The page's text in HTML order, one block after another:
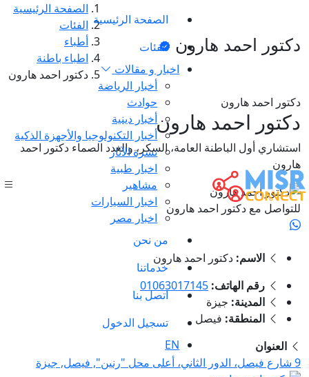
الصفحة الرئيسية
الفئات
اخبار و مقالات
أخبار الرياضة
حوادث
أخبار دينية
أخبار التكنولوجيا والأجهزة الذكية
نشرة الآثار
اخبار طبية
مشاهير
اخبار السيارات
اخبار مصر
من نحن
خدماتنا
اتصل بنا
تسجيل الدخول
EN
دكتور احمد هارون
الصفحة الرئيسية
الفئات
أطباء
اطباء باطنة
دكتور احمد هارون
دكتور احمد هارون
دكتور احمد هارون
استشاري أول الباطنة العامة، السكر، والغدد الصماء دكتور احمد
هارون
للتواصل مع دكتور احمد هارون
الاسم: دكتور احمد هارون
رقم الهاتف: 01063017145
المدينة: جيزة
المنطقة: فيصل
العنوان
9 شارع فيصل، الدور الثاني، أعلى محل "رنين", فيصل, جيزة